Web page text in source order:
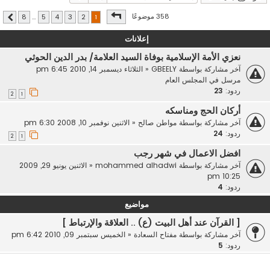
358 موضوعًا صفحة من8
2
3
4
5
…
8 التالي
إعلانات
نعزي الأمة الإسلامية بوفاة السيد العلامة/ بدر الدين الحوثي
آخر مشاركة بواسطة GBEELY
« الثلاثاء ديسمبر 14, 2010 6:45 pm
مرسل في المجلس العام
ردود: 23
أركان الحج ومناسكه
آخر مشاركة بواسطة مواطن صالح« الاثنين نوفمبر 10, 2008 6:30 pm
ردود: 24
افضل الاعمال في شهر رجب
آخر مشاركة بواسطة mohammed alhadwi
«
الاثنين يونيو 29, 2009
10:25 pm
ردود: 4
مواضيع
[ القرآن عند أهل البيت (ع) .. العلاقة والإرتباط ]
آخر مشاركة بواسطة مفتاح السعادة« الخميس سبتمبر 09, 2010 6:42 pm
ردود: 5